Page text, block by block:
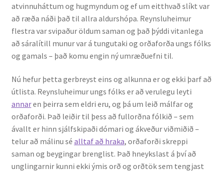
atvinnuháttum og hugmyndum og ef um eitthvað slíkt var
að ræða náði það til allra aldurshópa. Reynsluheimur
flestra var svipaður öldum saman og það þýddi vitanlega
að sáralítill munur var á tungutaki og orðaforða ungs fólks
og gamals – það komu engin ný umræðuefni til.
Nú hefur þetta gerbreyst eins og alkunna er og ekki þarf að
útlista. Reynsluheimur ungs fólks er að verulegu leyti
annaren þeirra sem eldri eru, og þá um leið málfar og
orðaforði. Það leiðir til þess að fullorðna fólkið – sem
ávallt er hinn sjálfskipaði dómari og ákveður viðmiðið –
telur að málinu sé alltaf að hraka, orðaforði skreppi
saman og beygingar brenglist. Það hneykslast á því að
unglingarnir kunni ekki ýmis orð og orðtök sem tengjast